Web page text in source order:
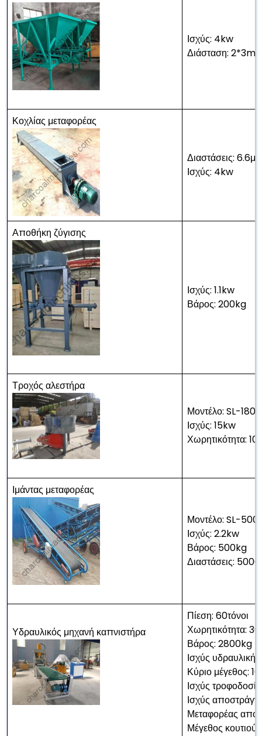
Ισχύς: 4kw
Διάσταση: 2*3m
Κοχλίας μεταφορέας
Διαστάσεις:
Ισχύς: 4kw
Αποθήκη ζύγισης
Ισχύς: 1.1kw
Βάρος: 200kg
Τροχός αλεστήρα
Μοντέλο: SL-1800
Ισχύς: 15kw
Χωρητικότητα:
Ιμάντας μεταφορέας
Μοντέλο: SL-500
Ισχύς: 2.2kw
Βάρος: 500kg
Διαστάσεις:
Υδραυλικός μηχανή καπνιστήρα
Πίεση: 60τόνοι
Χωρητικότητα:
Βάρος: 2800kg
Ισχύς
Κύριο μέγεθος:
Ισχύς
Ισχύς
Μεταφορέας
Μέγεθος